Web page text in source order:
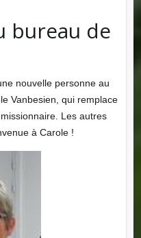
bureau de
nouvelle personne au
Vanbesien, qui remplace
Les autres
à Carole !